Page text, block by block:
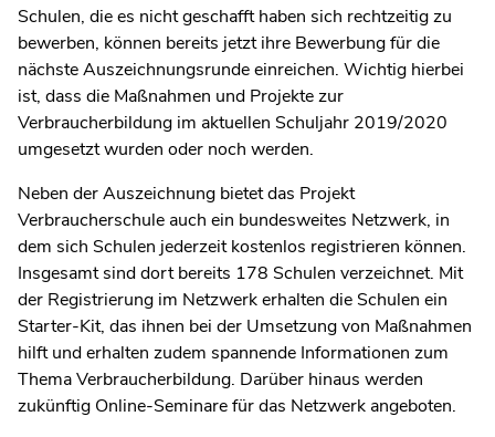
Schulen, die es nicht geschafft haben sich rechtzeitig zu
bewerben, können bereits jetzt ihre Bewerbung für die
nächste Auszeichnungsrunde einreichen. Wichtig hierbei
ist, dass die Maßnahmen und Projekte zur
Verbraucherbildung im aktuellen Schuljahr 2019/2020
umgesetzt wurden oder noch werden.
Neben der Auszeichnung bietet das Projekt
Verbraucherschule auch ein bundesweites Netzwerk, in
dem sich Schulen jederzeit kostenlos registrieren können.
Insgesamt sind dort bereits 178 Schulen verzeichnet. Mit
der Registrierung im Netzwerk erhalten die Schulen ein
Starter-Kit, das ihnen bei der Umsetzung von Maßnahmen
hilft und erhalten zudem spannende Informationen zum
Thema Verbraucherbildung. Darüber hinaus werden
zukünftig Online-Seminare für das Netzwerk angeboten.